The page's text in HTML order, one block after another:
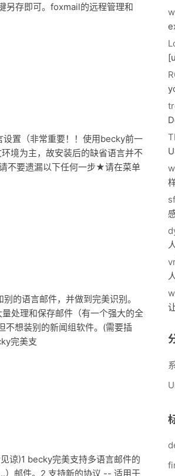
另存即可。foxmail的远程管理和
置（非常重要！！使用becky前一
境为主，故安装后的缺省语言并不
不要遗漏以下任何一步★请在菜单
的语言邮件，并做到完美识别。
处理和保存邮件（有一个强大的全
不想装别的新闻组软件。(需要插
完美支
谅)1 becky完美支持多语言邮件的
）邮件。2 支持新的协议 -- 适用于